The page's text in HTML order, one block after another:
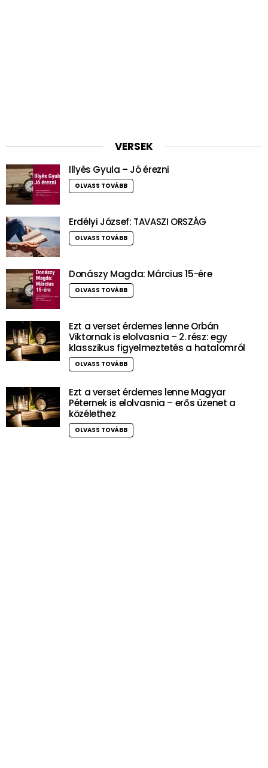
VERSEK
Illyés Gyula – Jó érezni
OLVASS TOVÁBB
Erdélyi József: TAVASZI ORSZÁG
OLVASS TOVÁBB
Donászy Magda: Március 15-ére
OLVASS TOVÁBB
Ezt a verset érdemes lenne Orbán
Viktornak is elolvasnia – 2. rész: egy
klasszikus figyelmeztetés a hatalomról
OLVASS TOVÁBB
Ezt a verset érdemes lenne Magyar
Péternek is elolvasnia – erős üzenet a
közélethez
OLVASS TOVÁBB